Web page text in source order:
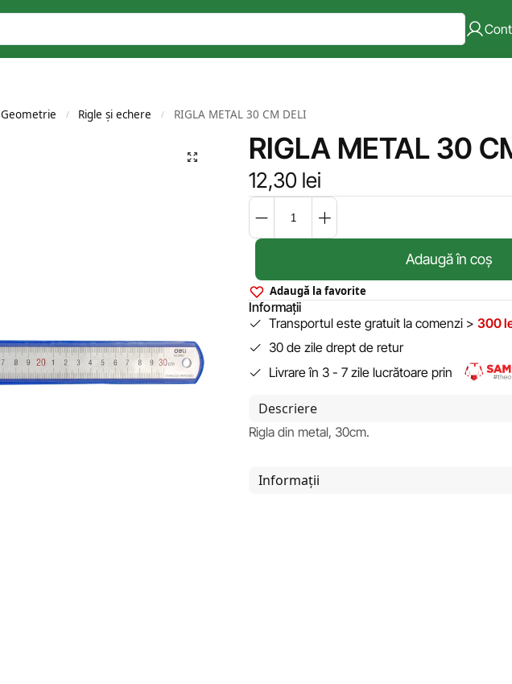
Geometrie / Rigle și echere / RIGLA METAL 30 CM DELI
RIGLA METAL 30
12,30 lei
Adaugă în coș
Adaugă la favorite
Informații
Transportul este gratuit la comenzi > 300
30 de zile drept de retur
Livrare în 3 - 7 zile lucrătoare prin
Descriere
Rigla din metal, 30cm.
Informații